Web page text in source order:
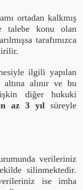
ortadan kalkmış
talebe konu olan
tarafımızca
ilgili yapılan
alınır ve bu
diğer hukuki
az 3 yılsüreyle
verileriniz
silinmektedir.
ise imha